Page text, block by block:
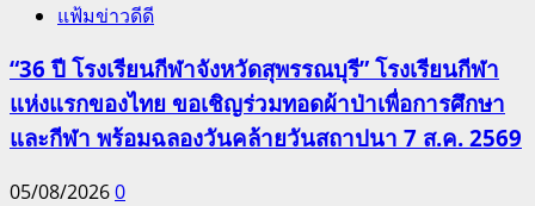
แฟ้มข่าวดีดี
“36 ปี โรงเรียนกีฬาจังหวัดสุพรรณบุรี” โรงเรียนกีฬา
แห่งแรกของไทย ขอเชิญร่วมทอดผ้าป่าเพื่อการศึกษา
และกีฬา พร้อมฉลองวันคล้ายวันสถาปนา 7 ส.ค. 2569
05/08/20260